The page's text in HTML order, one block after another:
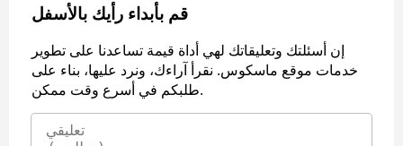
قم بأبداء رأيك بالأسفل
إن أسئلتك وتعليقاتك لهي أداة قيمة تساعدنا على تطوير
خدمات موقع ماسكوس. نقرأ آراءك، ونرد عليها، بناء على
طلبكم في أسرع وقت ممكن.